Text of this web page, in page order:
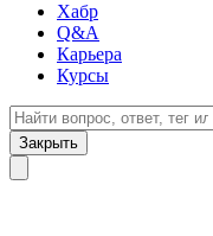
Хабр
Q&A
Карьера
Курсы
Закрыть